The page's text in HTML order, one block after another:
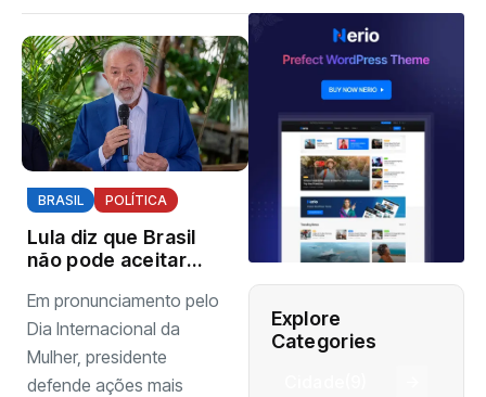
BRASIL POLÍTICA
Lula diz que Brasil
não pode aceitar
mulheres e cobra
reação da
sociedade
Em pronunciamento pelo
Dia Internacional da
Mulher, presidente
defende ações mais
Explore
Categories